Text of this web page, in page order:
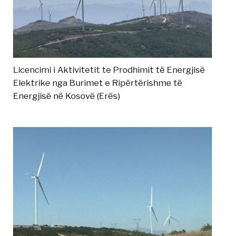
Licencimi i Aktivitetit te Prodhimit të Energjisë
Elektrike nga Burimet e Ripërtërishme të
Energjisë në Kosovë (Erës)